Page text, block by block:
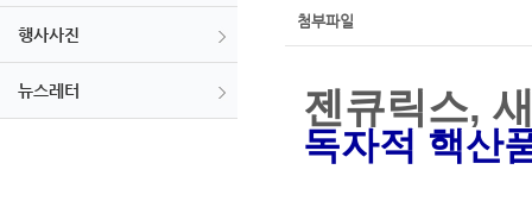
행사사진
뉴스레터
첨부파일
젠큐릭스,
독자적 핵산